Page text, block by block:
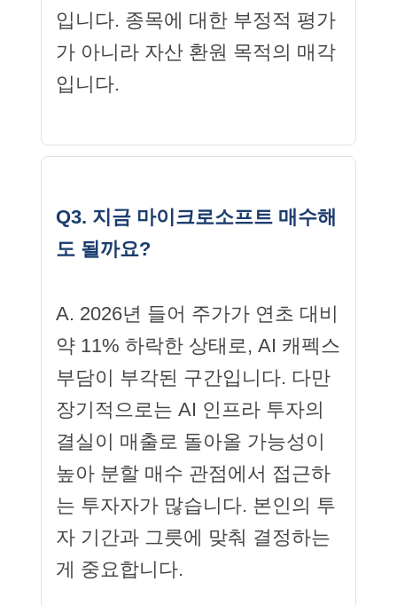
입니다. 종목에 대한 부정적 평가
가 아니라 자산 환원 목적의 매각
입니다.
Q3. 지금 마이크로소프트 매수해
도 될까요?
A. 2026년 들어 주가가 연초 대비
약 11% 하락한 상태로, AI 캐펙스
부담이 부각된 구간입니다. 다만
장기적으로는 AI 인프라 투자의
결실이 매출로 돌아올 가능성이
높아 분할 매수 관점에서 접근하
는 투자자가 많습니다. 본인의 투
자 기간과 그릇에 맞춰 결정하는
게 중요합니다.